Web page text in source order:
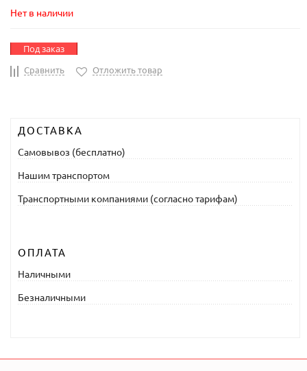
Нет в наличии
Под заказ
Сравнить Отложить товар
ДОСТАВКА
Самовывоз (бесплатно)
Нашим транспортом
Транспортными компаниями (согласно тарифам)
ОПЛАТА
Наличными
Безналичными